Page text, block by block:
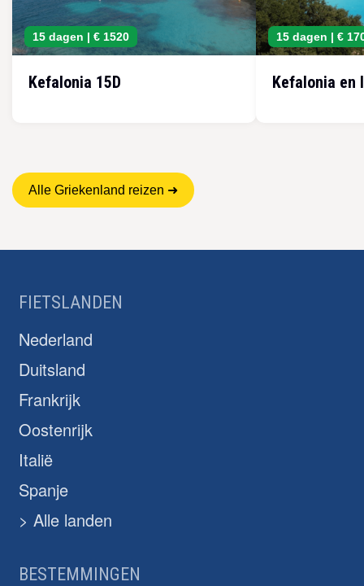
15 dagen | € 1520
Kefalonia 15D
15 dagen | €
Kefalonia en
Alle Griekenland reizen ➜
FIETSLANDEN
Nederland
Duitsland
Frankrijk
Oostenrijk
Italië
Spanje
> Alle landen
BESTEMMINGEN